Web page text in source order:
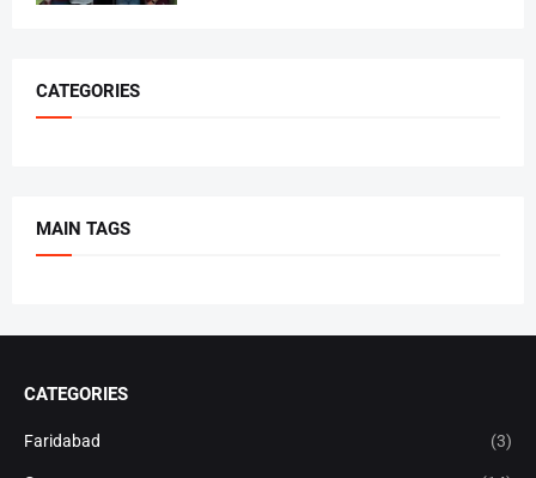
CATEGORIES
MAIN TAGS
CATEGORIES
Faridabad (3)